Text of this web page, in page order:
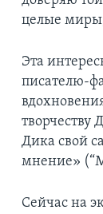
целые
Эта
писателю-
творчеству
Дика свой
мнение»
Сейчас на